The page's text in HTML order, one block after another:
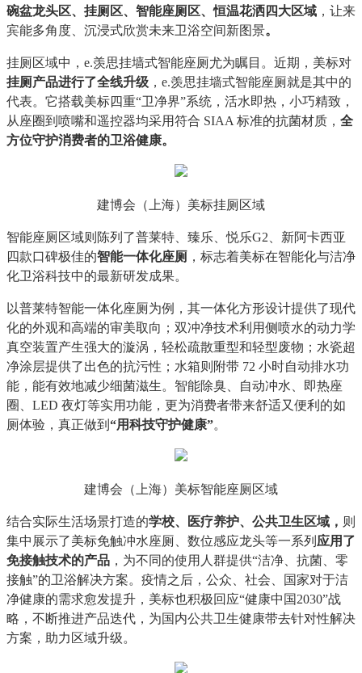
碗盆龙头区、挂厕区、智能座厕区、恒温花洒四大区域 ，让来
宾能多角度、沉浸式欣赏未来卫浴空间新图景。
挂厕区域中，e.羡思挂墙式智能座厕尤为瞩目。近期，美标对
挂厕产品进行了全线升级 ，e.羡思挂墙式智能座厕就是其中的
代表。它搭载美标四重“卫净界”系统，活水即热，小巧精致，
从座圈到喷嘴和遥控器均采用符合 SIAA 标准的抗菌材质， 全
方位守护消费者的卫浴健康。
建博会（上海）美标挂厕区域
智能座厕区域则陈列了普莱特、臻乐、悦乐G2、新阿卡西亚
四款口碑极佳的智能一体化座厕 ，标志着美标在智能化与洁净
化卫浴科技中的最新研发成果。
以普莱特智能一体化座厕为例，其一体化方形设计提供了现代
化的外观和高端的审美取向；双冲净技术利用侧喷水的动力学
真空装置产生强大的漩涡，轻松疏散重型和轻型废物；水瓷超
净涂层提供了出色的抗污性；水箱则附带 72 小时自动排水功
能，能有效地减少细菌滋生。智能除臭、自动冲水、即热座
圈、LED 夜灯等实用功能，更为消费者带来舒适又便利的如
厕体验，真正做到 “用科技守护健康”。
建博会（上海）美标智能座厕区域
结合实际生活场景打造的学校、医疗养护、公共卫生 区域 ， 则
集中展示了美标免触冲水座厕、数位感应龙头等一系列 应用了
免接触技术的产品 ，为不同的使用人群提供“洁净、抗菌、零
接触”的卫浴解决方案。疫情之后，公众、社会、国家对于洁
净健康的需求愈发提升，美标也积极回应“健康中国2030”战
略，不断推进产品迭代，为国内公共卫生健康带去针对性解决
方案，助力区域升级。